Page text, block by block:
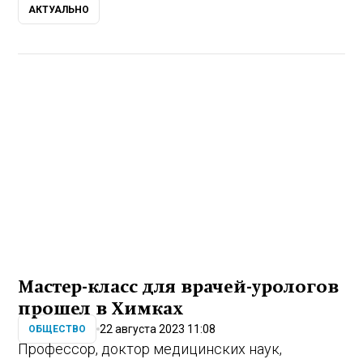
АКТУАЛЬНО
Мастер-класс для врачей-урологов
прошел в Химках
ОБЩЕСТВО 22 августа 2023 11:08
Профессор, доктор медицинских наук,